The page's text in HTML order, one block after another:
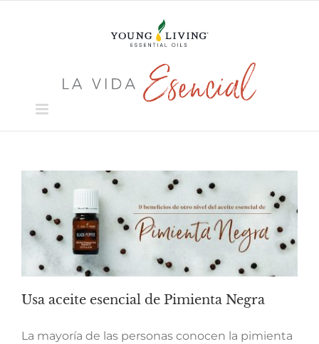
Usa aceite esencial de Pimienta Negra
La mayoría de las personas conocen la pimienta